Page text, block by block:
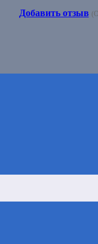
Добавить отзыв